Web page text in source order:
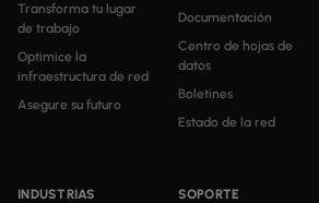
Transforma tu lugar
de trabajo
Optimice la
infraestructura de red
Asegure su futuro
INDUSTRIAS
Documentación
Centro de hojas de
datos
Boletines
Estado de la red
SOPORTE